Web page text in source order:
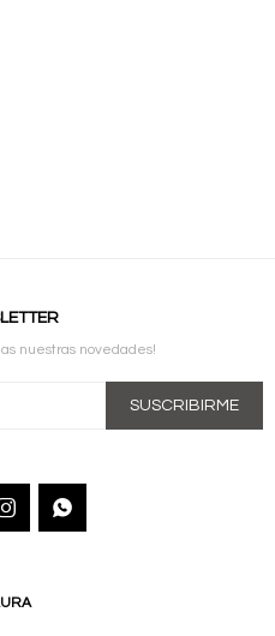
nuestras novedades!
SUSCRIBIRME
